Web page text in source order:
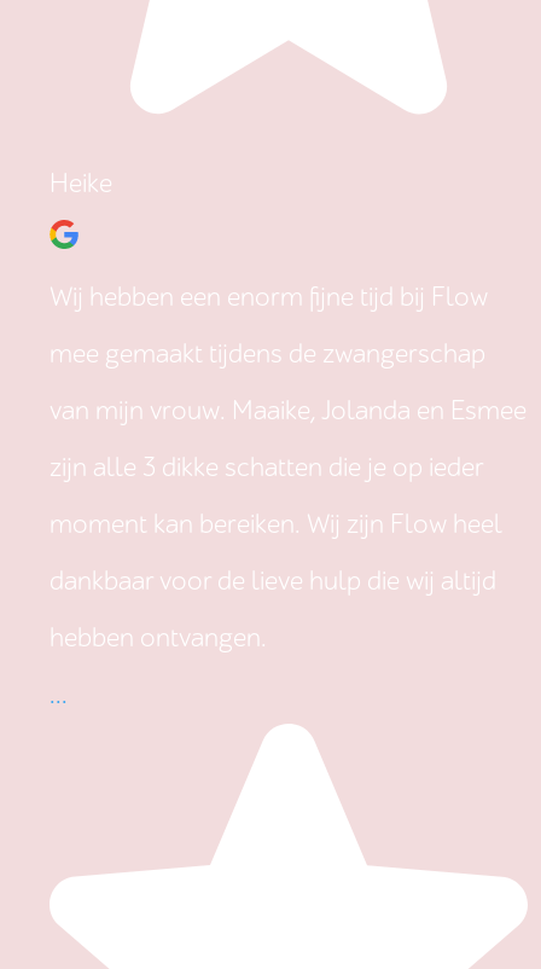
Heike
Wij hebben een enorm fijne tijd bij Flow
mee gemaakt tijdens de zwangerschap
van mijn vrouw. Maaike, Jolanda en Esmee
zijn alle 3 dikke schatten die je op ieder
moment kan bereiken. Wij zijn Flow heel
dankbaar voor de lieve hulp die wij altijd
hebben ontvangen.
...